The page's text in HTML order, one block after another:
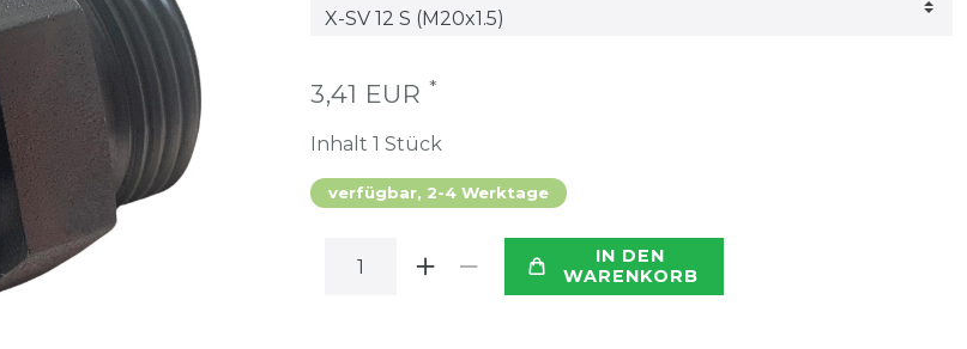
3,41 EUR *
Inhalt 1 Stück
verfügbar, 2-4 Werktage
IN DEN
WARENKORB